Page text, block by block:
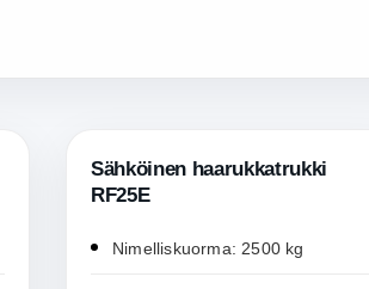
Sähköinen haarukkatrukki
RF25E
Nimelliskuorma: 2500 kg